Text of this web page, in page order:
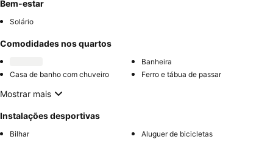
Bem-estar
Solário
Comodidades nos quartos
Banheira
Casa de banho com chuveiro
Ferro e tábua de passar
Mostrar mais
Instalações desportivas
Bilhar Aluguer de bicicletas